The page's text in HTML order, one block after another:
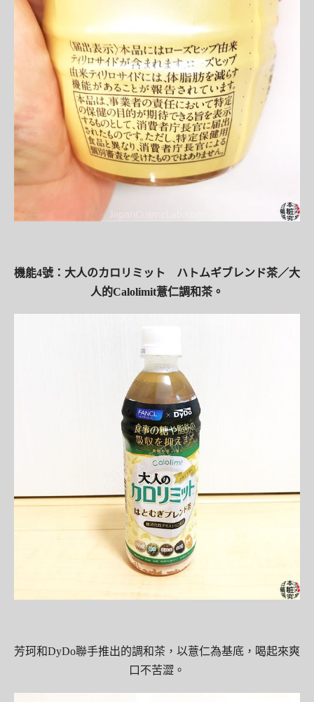
機能4號：大人のカロリミット ハトムギブレンド茶／大
人的Calolimit薏仁調和茶。
芳珂和DyDo聯手推出的調和茶，以薏仁為基底，喝起來爽
口不苦澀。